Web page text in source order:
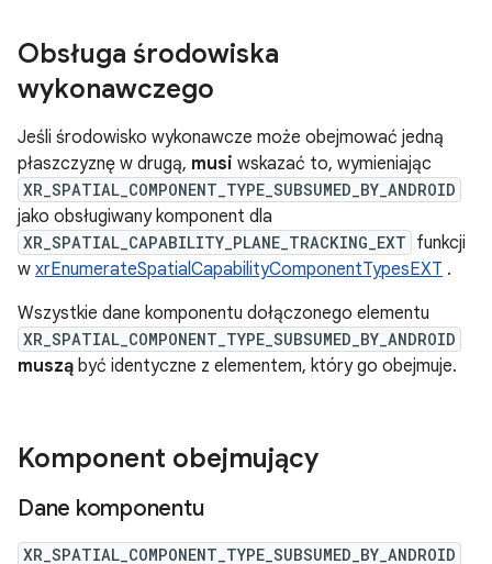
Obsługa środowiska
wykonawczego
Jeśli środowisko wykonawcze może obejmować jedną
płaszczyznę w drugą, musi wskazać to, wymieniając
XR_SPATIAL_COMPONENT_TYPE_SUBSUMED_BY_ANDROID
jako obsługiwany komponent dla
XR_SPATIAL_CAPABILITY_PLANE_TRACKING_EXT funkcji
w xrEnumerateSpatialCapabilityComponentTypesEXT .
Wszystkie dane komponentu dołączonego elementu
XR_SPATIAL_COMPONENT_TYPE_SUBSUMED_BY_ANDROID
muszą być identyczne z elementem, który go obejmuje.
Komponent obejmujący
Dane komponentu
XR_SPATIAL_COMPONENT_TYPE_SUBSUMED_BY_ANDROID